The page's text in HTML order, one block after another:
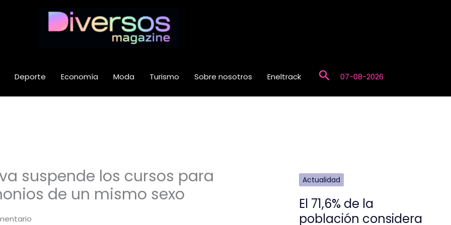
Deporte Economía Moda Turismo Sobre nosotros Eneltrack Buscar07-08-2026
suspende los cursos para
de un mismo sexo
Actualidad
El 71,6% de la
población considera